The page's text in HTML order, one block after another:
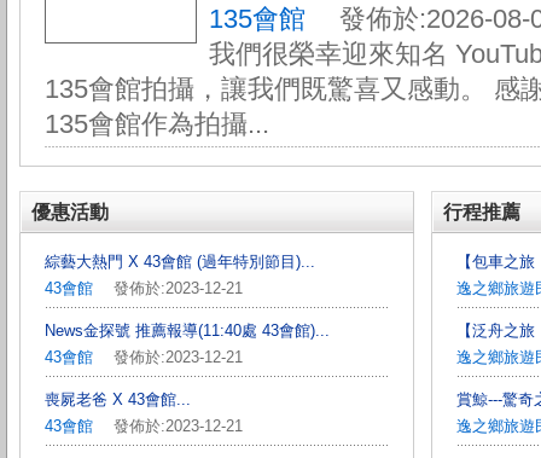
135會館 發佈於:2026-08-
我們很榮幸迎來知名
135會館拍攝，讓我們既驚喜又感動。 感
135會館作為拍攝...
優惠活動
綜藝大熱門 X 43會館 (過年特別節目)...
43會館 發佈於:2023-12-21
News金探號 推薦報導(11:40處 43會館)...
43會館 發佈於:2023-12-21
喪屍老爸 X 43會館...
43會館 發佈於:2023-12-21
行程推薦
【包車之旅
逸之鄉旅遊
【泛舟之
逸之鄉旅遊
賞鯨---驚奇
逸之鄉旅遊